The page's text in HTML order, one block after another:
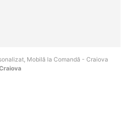
Mobilă la Comandă - Craiova